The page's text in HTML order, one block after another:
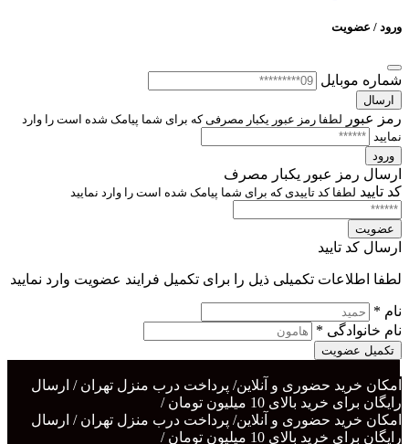
ورود / عضویت
شماره موبایل
ارسال
رمز عبور
لطفا رمز عبور یکبار مصرفی که برای شما پیامک شده است را وارد
نمایید
ورود
ارسال رمز عبور یکبار مصرف
کد تایید لطفا کد تاییدی که برای شما پیامک شده است را وارد نمایید
عضویت
ارسال کد تایید
لطفا اطلاعات تکمیلی ذیل را برای تکمیل فرایند عضویت وارد نمایید
نام *
نام خانوادگی *
تکمیل عضویت
امکان خرید حضوری و آنلاین/ پرداخت درب منزل تهران / ارسال
رایگان برای خرید بالای 10 میلیون تومان /
امکان خرید حضوری و آنلاین/ پرداخت درب منزل تهران / ارسال
رایگان برای خرید بالای 10 میلیون تومان /